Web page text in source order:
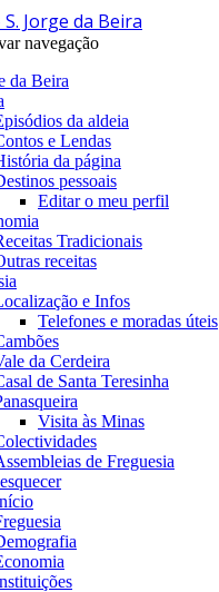
Jorge da Beira
navegação
da Beira
da aldeia
e Lendas
da página
pessoais
Editar o meu perfil
Tradicionais
receitas
e Infos
Telefones e moradas úteis
da Cerdeira
de Santa Teresinha
Visita às Minas
de Freguesia